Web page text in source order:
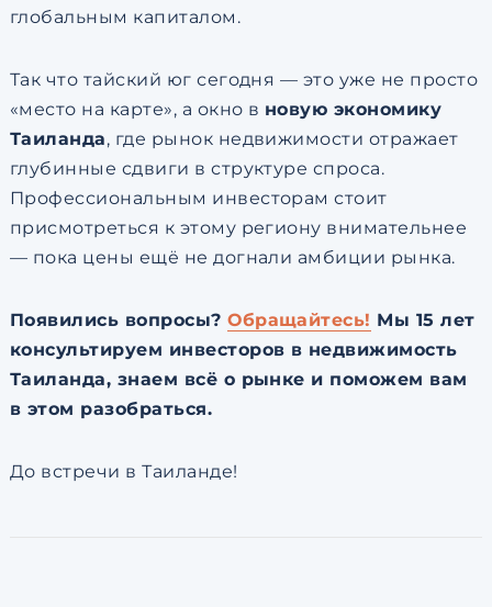
глобальным капиталом.
Так что тайский юг сегодня — это уже не просто
«место на карте», а окно в новую экономику
Таиланда, где рынок недвижимости отражает
глубинные сдвиги в структуре спроса.
Профессиональным инвесторам стоит
присмотреться к этому региону внимательнее
— пока цены ещё не догнали амбиции рынка.
Появились вопросы?Обращайтесь! Мы 15 лет
консультируем инвесторов в недвижимость
Таиланда, знаем всё о рынке и поможем вам
в этом разобраться.
До встречи в Таиланде!